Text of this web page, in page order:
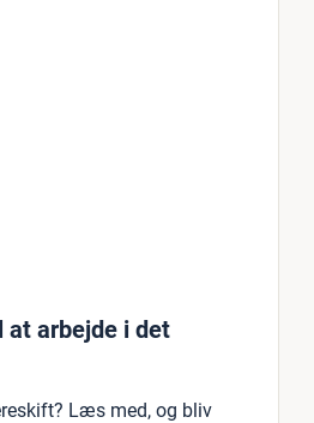
at arbejde i det
Læs med, og bliv